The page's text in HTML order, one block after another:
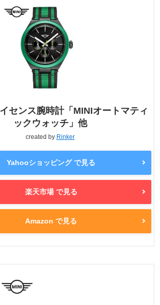
センス腕時計「MINIオートマティ
ックウォッチ」他
created by Rinker
Yahooショッピング で見る
楽天市場 で見る
Amazon で見る